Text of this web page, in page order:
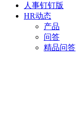
人事钉钉版
HR动态
产品
问答
精品问答